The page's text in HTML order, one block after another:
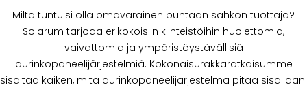
Miltä tuntuisi olla omavarainen puhtaan sähkön tuottaja?
Solarum tarjoaa erikokoisiin kiinteistöihin huolettomia,
vaivattomia ja ympäristöystävällisiä
aurinkopaneelijärjestelmiä. Kokonaisurakkaratkaisumme
sisältää kaiken, mitä aurinkopaneelijärjestelmä pitää sisällään.